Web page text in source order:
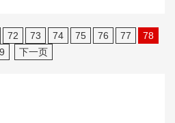
72 73 74 75 76 77
78
下一页